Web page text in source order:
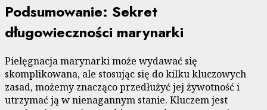
Podsumowanie: Sekret
długowieczności marynarki
Pielęgnacja marynarki może wydawać się
skomplikowana, ale stosując się do kilku kluczowych
zasad, możemy znacząco przedłużyć jej żywotność i
utrzymać ją w nienagannym stanie. Kluczem jest